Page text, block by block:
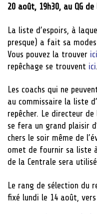
20 août, 19h30, au QG de
La liste d’espoirs, à
presque) a fait sa
Vous pouvez la trouver ici
repêchage se trouvent ici.
Les coachs qui ne
au commissaire la liste
repêcher. Le directeur
se fera un grand plaisir
chers le soir même de
omet de fournir sa liste
de la Centrale sera
Le rang de sélection du
fixé lundi le 14 août, vers